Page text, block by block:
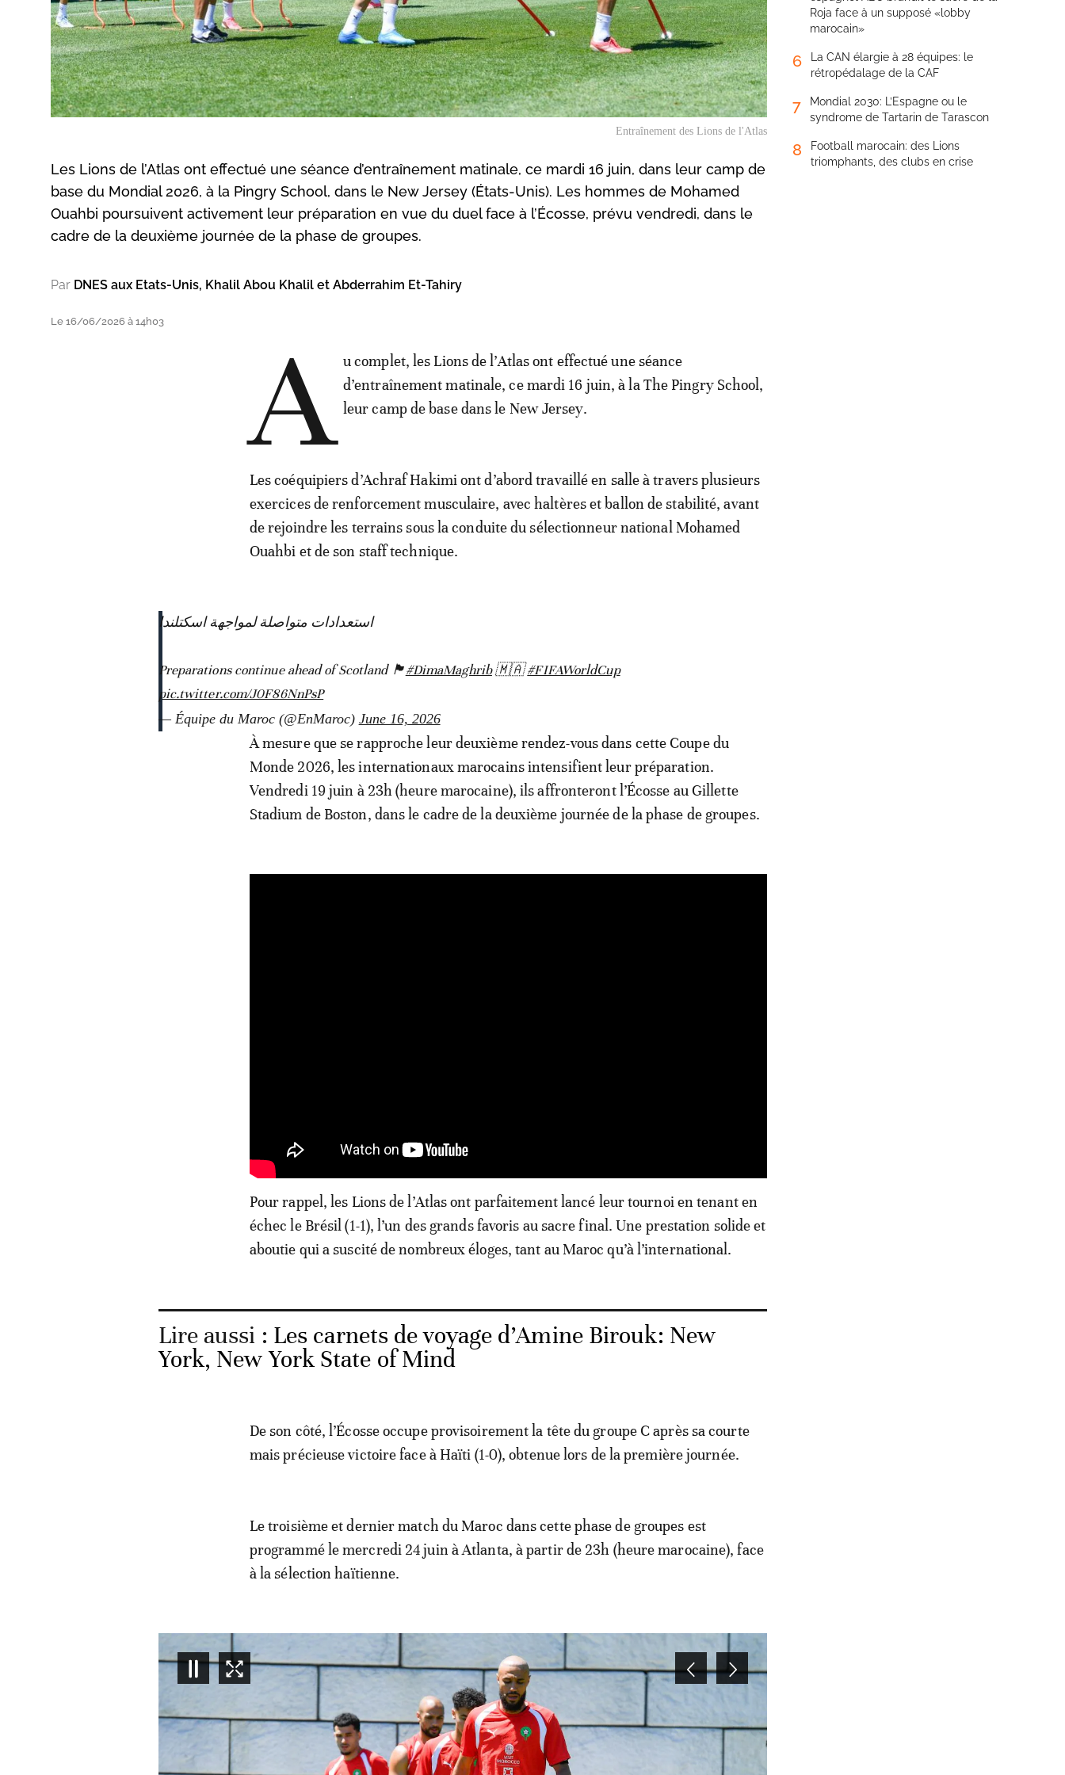
Entraînement des Lions de l'Atlas
Les Lions de l’Atlas ont effectué une séance d’entraînement matinale, ce mardi 16 juin, dans leur camp de
base du Mondial 2026, à la Pingry School, dans le New Jersey (États-Unis). Les hommes de Mohamed
Ouahbi poursuivent activement leur préparation en vue du duel face à l’Écosse, prévu vendredi, dans le
cadre de la deuxième journée de la phase de groupes.
Par DNES aux Etats-Unis, Khalil Abou Khalil et Abderrahim Et-Tahiry
Le 16/06/2026 à 14h03 A u complet, les Lions de l’Atlas ont effectué une séance
d’entraînement matinale, ce mardi 16 juin, à la The Pingry School,
leur camp de base dans le New Jersey.
Les coéquipiers d’Achraf Hakimi ont d’abord travaillé en salle à travers plusieurs
exercices de renforcement musculaire, avec haltères et ballon de stabilité, avant
de rejoindre les terrains sous la conduite du sélectionneur national Mohamed
Ouahbi et de son staff technique.
استعدادات متواصلة لمواجهة اسكتلندا
Preparations continue ahead of Scotland 🏴󠁧󠁢󠁳󠁣󠁴󠁿#DimaMaghrib🇲🇦#FIFAWorldCup
pic.twitter.com/J0F86NnPsP
— Équipe du Maroc (@EnMaroc) June 16, 2026
À mesure que se rapproche leur deuxième rendez-vous dans cette Coupe du
Monde 2026, les internationaux marocains intensifient leur préparation.
Vendredi 19 juin à 23h (heure marocaine), ils affronteront l’Écosse au Gillette
Stadium de Boston, dans le cadre de la deuxième journée de la phase de groupes.
Pour rappel, les Lions de l’Atlas ont parfaitement lancé leur tournoi en tenant en
échec le Brésil (1-1), l’un des grands favoris au sacre final. Une prestation solide et
aboutie qui a suscité de nombreux éloges, tant au Maroc qu’à l’international.
Lire aussi : Les carnets de voyage d’Amine Birouk: New
York, New York State of Mind
De son côté, l’Écosse occupe provisoirement la tête du groupe C après sa courte
mais précieuse victoire face à Haïti (1-0), obtenue lors de la première journée.
Le troisième et dernier match du Maroc dans cette phase de groupes est
programmé le mercredi 24 juin à Atlanta, à partir de 23h (heure marocaine), face
à la sélection haïtienne.
Roja face à un supposé «lobby
marocain»
6
La CAN élargie à 28 équipes: le
rétropédalage de la CAF
7
Mondial 2030: L’Espagne ou le
syndrome de Tartarin de Tarascon
8
Football marocain: des Lions
triomphants, des clubs en crise